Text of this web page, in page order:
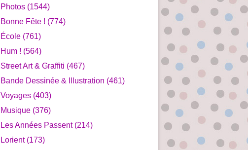
Photos (1544)
Bonne Fête ! (774)
École (761)
Hum ! (564)
Street Art & Graffiti (467)
Bande Dessinée & Illustration (461)
Voyages (403)
Musique (376)
Les Années Passent(214)
Lorient(173)